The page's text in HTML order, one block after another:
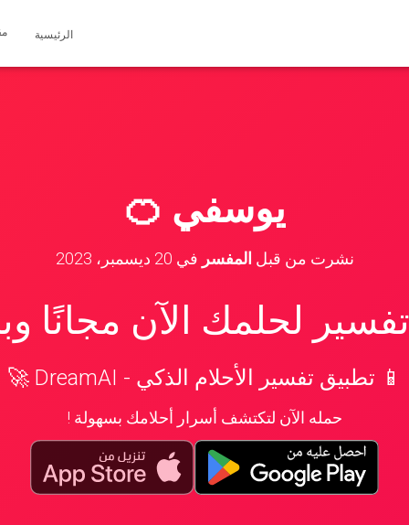
الرئيسية
يوسفي 🍊
نشرت من قبل المفسر في 20 ديسمبر، 2023
لحلمك الآن مجانًا
📱 تطبيق تفسير الأحلام الذكي - DreamAI 🚀
حمله الآن لتكتشف أسرار أحلامك بسهولة !